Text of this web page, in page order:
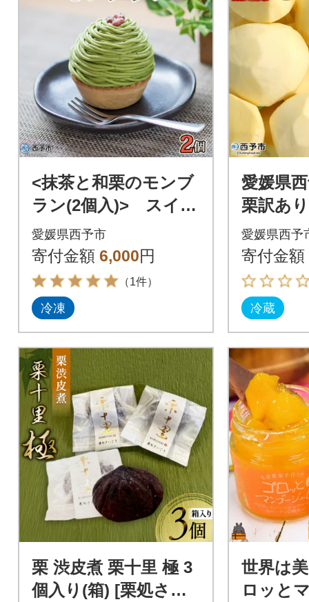
<抹茶と和栗のモンブ
ラン(2個入)> スイー
ツ ケーキ 和栗 マ
ロン 国産 西予 城
川
愛媛県西予市
寄付金額 6,000円
（1件）
冷凍
愛媛県
栗訳あ
×1個)
愛媛県西予
寄付金額
冷蔵
栗 渋皮煮 栗十里 極 3
個入り(箱) [栗処さい
世界は
ロッと